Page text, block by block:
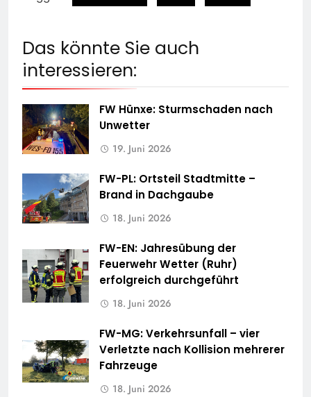
Das könnte Sie auch
interessieren:
FW Hünxe: Sturmschaden nach
Unwetter
19. Juni 2026
FW-PL: Ortsteil Stadtmitte –
Brand in Dachgaube
18. Juni 2026
FW-EN: Jahresübung der
Feuerwehr Wetter (Ruhr)
erfolgreich durchgeführt
18. Juni 2026
FW-MG: Verkehrsunfall – vier
Verletzte nach Kollision mehrerer
Fahrzeuge
18. Juni 2026